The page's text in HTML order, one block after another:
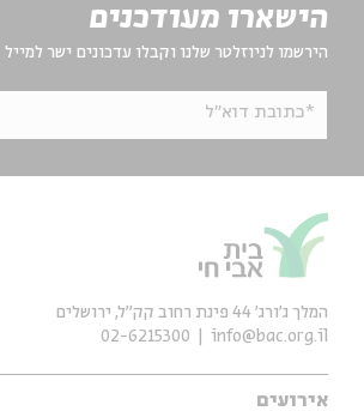
הישארו מעודכנים
הירשמו לניוזלטר שלנו וקבלו עדכונים ישר למייל
*כתובת דוא"ל
אירועים
המלך ג'ורג' 44 פינת רחוב קק״ל, ירושלים
info@bac.org.il
02-6215300